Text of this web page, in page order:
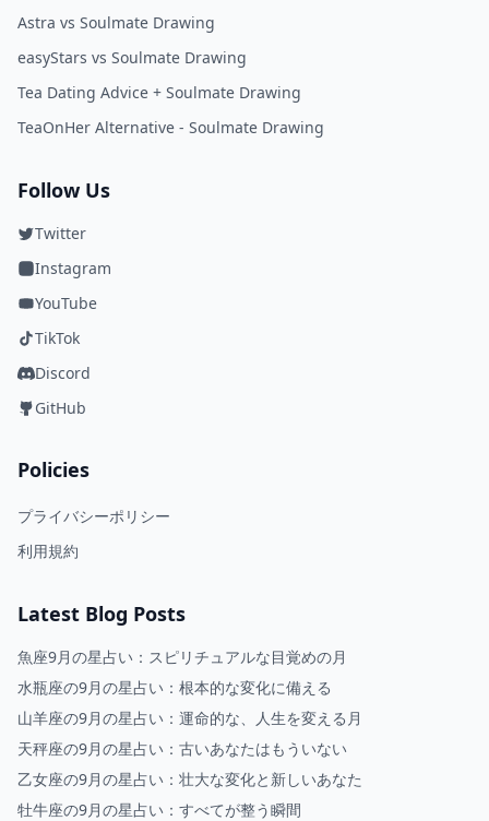
Astra vs Soulmate Drawing
easyStars vs Soulmate Drawing
Tea Dating Advice + Soulmate Drawing
TeaOnHer Alternative - Soulmate Drawing
Follow Us
Twitter
Instagram
YouTube
TikTok
Discord
GitHub
Policies
プライバシーポリシー
利用規約
Latest Blog Posts
魚座9月の星占い：スピリチュアルな目覚めの月
水瓶座の9月の星占い：根本的な変化に備える
山羊座の9月の星占い：運命的な、人生を変える月
天秤座の9月の星占い：古いあなたはもういない
乙女座の9月の星占い：壮大な変化と新しいあなた
牡牛座の9月の星占い：すべてが整う瞬間